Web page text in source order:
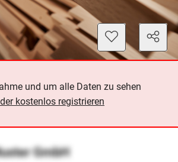
und um alle Daten zu sehen
kostenlos registrieren
GmbH